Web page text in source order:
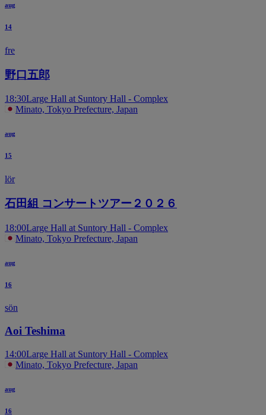
aug
14
fre
野口五郎
18:30Large Hall at Suntory Hall - Complex
Minato, Tokyo Prefecture, Japan
aug
15
lör
石田組 コンサートツアー２０２６
18:00Large Hall at Suntory Hall - Complex
Minato, Tokyo Prefecture, Japan
aug
16
sön
Aoi Teshima
14:00Large Hall at Suntory Hall - Complex
Minato, Tokyo Prefecture, Japan
aug
16